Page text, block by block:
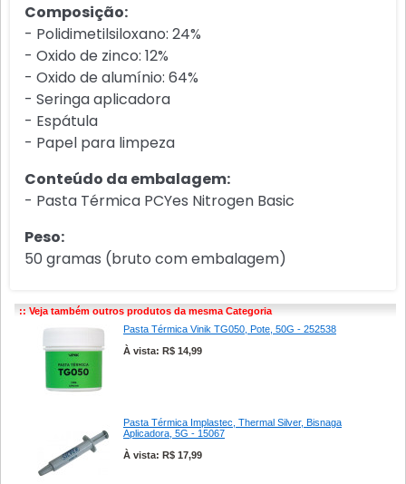
Composição:
- Polidimetilsiloxano: 24%
- Oxido de zinco: 12%
- Oxido de alumínio: 64%
- Seringa aplicadora
- Espátula
- Papel para limpeza
Conteúdo da embalagem:
- Pasta Térmica PCYes Nitrogen Basic
Peso:
50 gramas (bruto com embalagem)
:: Veja também outros produtos da mesma Categoria
Pasta Térmica Vinik TG050, Pote, 50G - 252538
À vista: R$ 14,99
Pasta Térmica Implastec, Thermal Silver, Bisnaga
Aplicadora, 5G - 15067
À vista: R$ 17,99